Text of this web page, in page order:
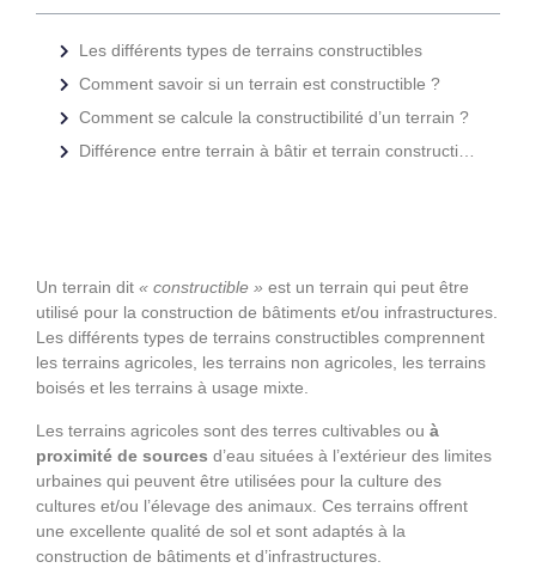
Les différents types de terrains constructibles
Comment savoir si un terrain est constructible ?
Comment se calcule la constructibilité d’un terrain ?
Un terrain dit « constructible » est un terrain qui peut être
utilisé pour la construction de bâtiments et/ou infrastructures.
Les différents types de terrains constructibles comprennent
les terrains agricoles, les terrains non agricoles, les terrains
boisés et les terrains à usage mixte.
Les terrains agricoles sont des terres cultivables ou à
proximité de sources d’eau situées à l’extérieur des limites
urbaines qui peuvent être utilisées pour la culture des
cultures et/ou l’élevage des animaux. Ces terrains offrent
une excellente qualité de sol et sont adaptés à la
construction de bâtiments et d’infrastructures.